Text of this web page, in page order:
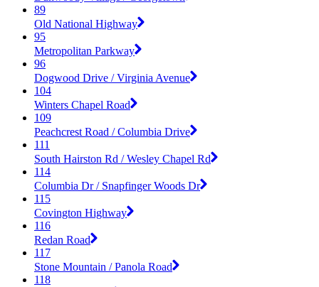
89
Old National Highway
95
Metropolitan Parkway
96
Dogwood Drive / Virginia Avenue
104
Winters Chapel Road
109
Peachcrest Road / Columbia Drive
111
South Hairston Rd / Wesley Chapel Rd
114
Columbia Dr / Snapfinger Woods Dr
115
Covington Highway
116
Redan Road
117
Stone Mountain / Panola Road
118